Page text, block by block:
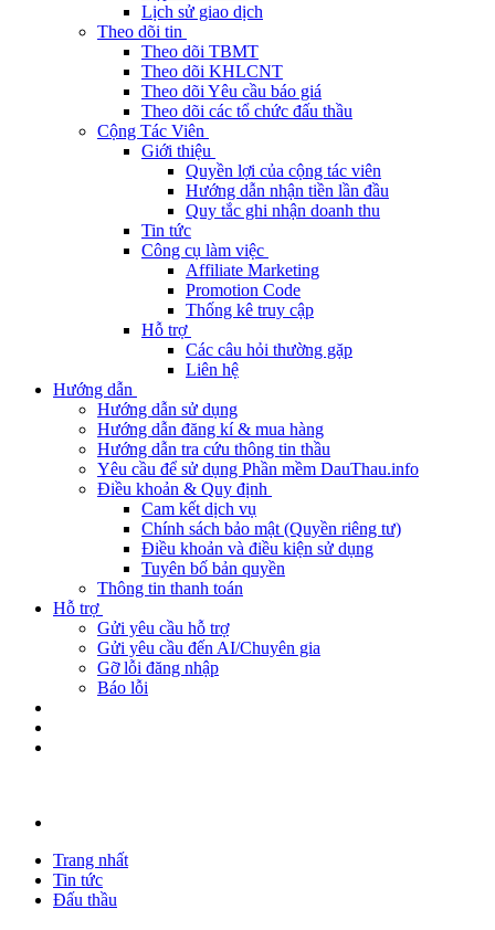
Lịch sử giao dịch
Theo dõi tin
Theo dõi TBMT
Theo dõi KHLCNT
Theo dõi Yêu cầu báo giá
Theo dõi các tổ chức đấu thầu
Cộng Tác Viên
Giới thiệu
Quyền lợi của cộng tác viên
Hướng dẫn nhận tiền lần đầu
Quy tắc ghi nhận doanh thu
Tin tức
Công cụ làm việc
Affiliate Marketing
Promotion Code
Thống kê truy cập
Hỗ trợ
Các câu hỏi thường gặp
Liên hệ
Hướng dẫn
Hướng dẫn sử dụng
Hướng dẫn đăng kí & mua hàng
Hướng dẫn tra cứu thông tin thầu
Yêu cầu để sử dụng Phần mềm DauThau.info
Điều khoản & Quy định
Cam kết dịch vụ
Chính sách bảo mật (Quyền riêng tư)
Điều khoản và điều kiện sử dụng
Tuyên bố bản quyền
Thông tin thanh toán
Hỗ trợ
Gửi yêu cầu hỗ trợ
Gửi yêu cầu đến AI/Chuyên gia
Gỡ lỗi đăng nhập
Báo lỗi
Trang nhất
Tin tức
Đấu thầu